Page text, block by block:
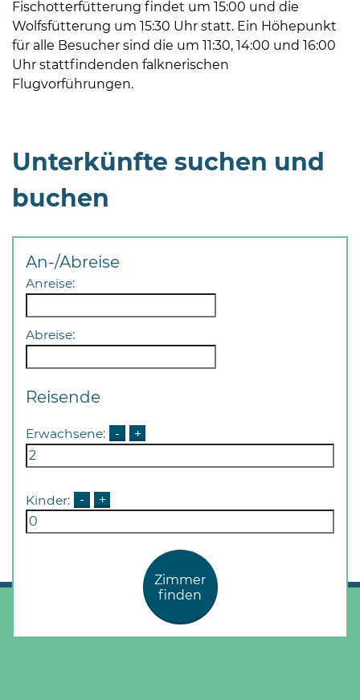
nach
Vereinbarung.
Fischotterfütterung findet um 15:00 und die
Wolfsfütterung um 15:30 Uhr statt. Ein Höhepunkt
für alle Besucher sind die um 11:30, 14:00 und 16:00
Uhr stattfindenden falknerischen
Flugvorführungen.
Unterkünfte suchen und
buchen
An-/Abreise
Anreise:
Abreise:
Reisende
Erwachsene: - +
Kinder: - +
Zimmer
finden